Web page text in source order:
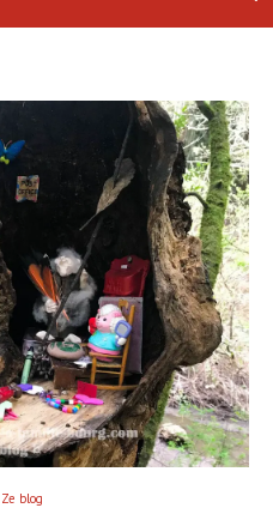
Ze blog